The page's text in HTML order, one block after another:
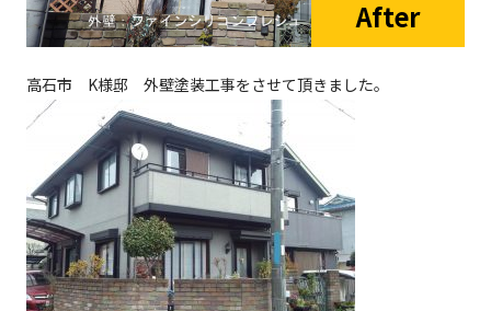
高石市 K様邸 外壁塗装工事をさせて頂きました。